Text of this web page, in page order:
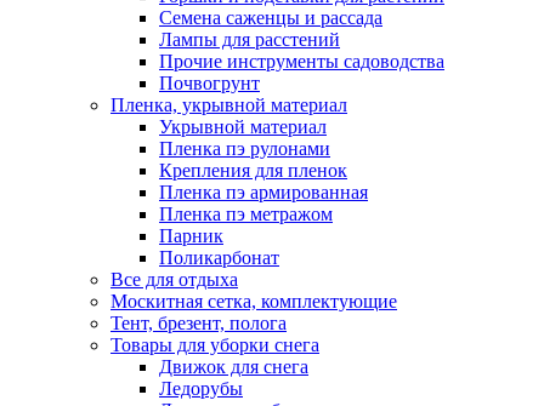
Семена саженцы и рассада
Лампы для расстений
Прочие инструменты садоводства
Почвогрунт
Пленка, укрывной материал
Укрывной материал
Пленка пэ рулонами
Крепления для пленок
Пленка пэ армированная
Пленка пэ метражом
Парник
Поликарбонат
Все для отдыха
Москитная сетка, комплектующие
Тент, брезент, полога
Товары для уборки снега
Движок для снега
Ледорубы